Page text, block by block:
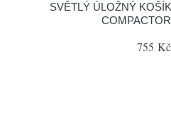
SVĚTLÝ ÚLOŽNÝ
755 Kč